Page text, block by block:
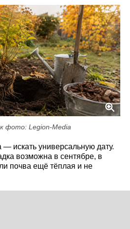
фото: Legion-Media
искать универсальную дату.
возможна в сентябре, в
почва ещё тёплая и не